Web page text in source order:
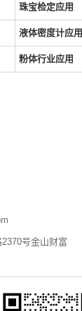
珠宝检定应用
液体密度计应用
粉体行业应用
号金山财富